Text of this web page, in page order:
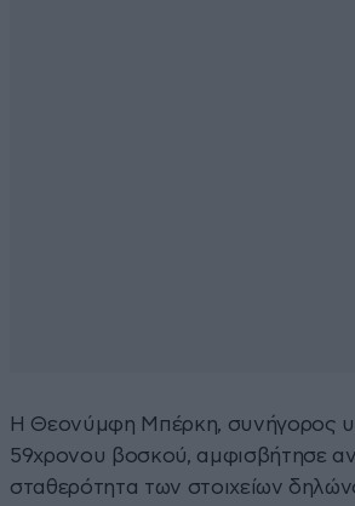
Η Θεονύμφη Μπέρκη, συνήγορος
59χρονου βοσκού, αμφισβήτησε
σταθερότητα των στοιχείων